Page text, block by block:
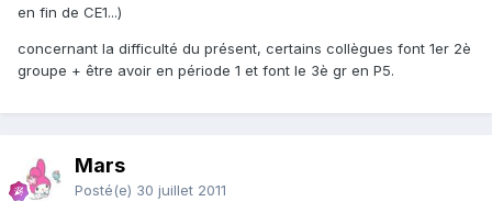
en fin de CE1...)
concernant la difficulté du présent, certains collègues font 1er 2è
groupe + être avoir en période 1 et font le 3è gr en P5.
Mars
Posté(e) 30 juillet 2011